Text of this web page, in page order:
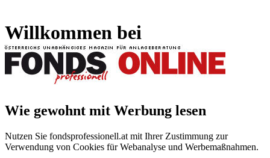
Willkommen bei
Wie gewohnt mit Werbung lesen
Nutzen Sie fondsprofessionell.at mit Ihrer Zustimmung zur
Verwendung von Cookies für Webanalyse und Werbemaßnahmen.